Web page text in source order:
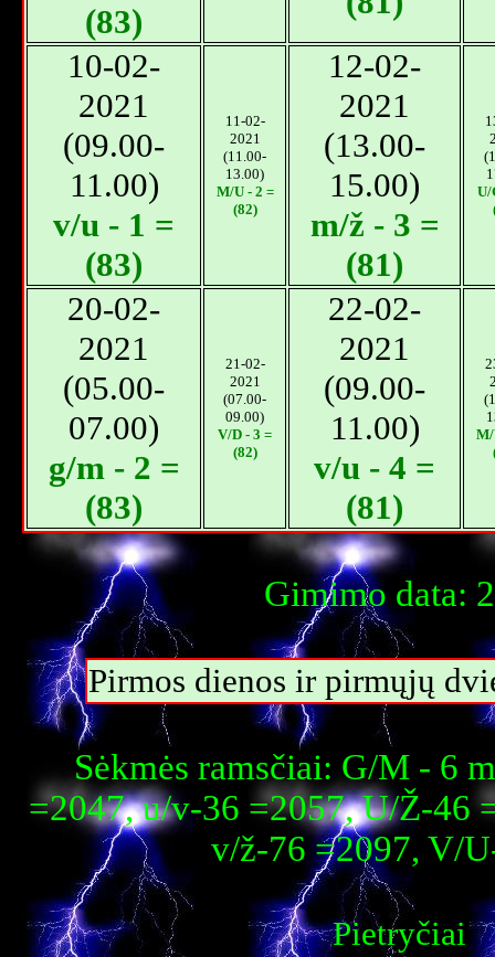
(83)
10-02-
2021
(09.00-
11.00)
v/u - 1 =
(83)
11-02-
2021
(11.00-
13.00)
M/U - 2 =
(82)
12-02-
2021
(13.00-
15.00)
m/ž - 3 =
(81)
U/
20-02-
2021
(05.00-
07.00)
g/m - 2 =
(83)
21-02-
2021
(07.00-
09.00)
V/D - 3 =
(82)
22-02-
2021
(09.00-
11.00)
v/u - 4 =
(81)
M/
Gimimo data:
Pirmos dienos ir pirmųjų
Sėkmės ramsčiai: G/M - 6
=2047, u/v-36 =2057, U/Ž-46
v/ž-76 =2097, V/
Pietryčiai